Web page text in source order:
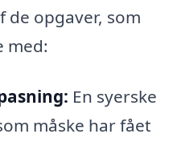
de opgaver, som
med:
En syerske
måske har fået